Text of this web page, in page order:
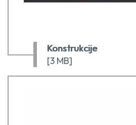
Konstrukcije
[3 MB]